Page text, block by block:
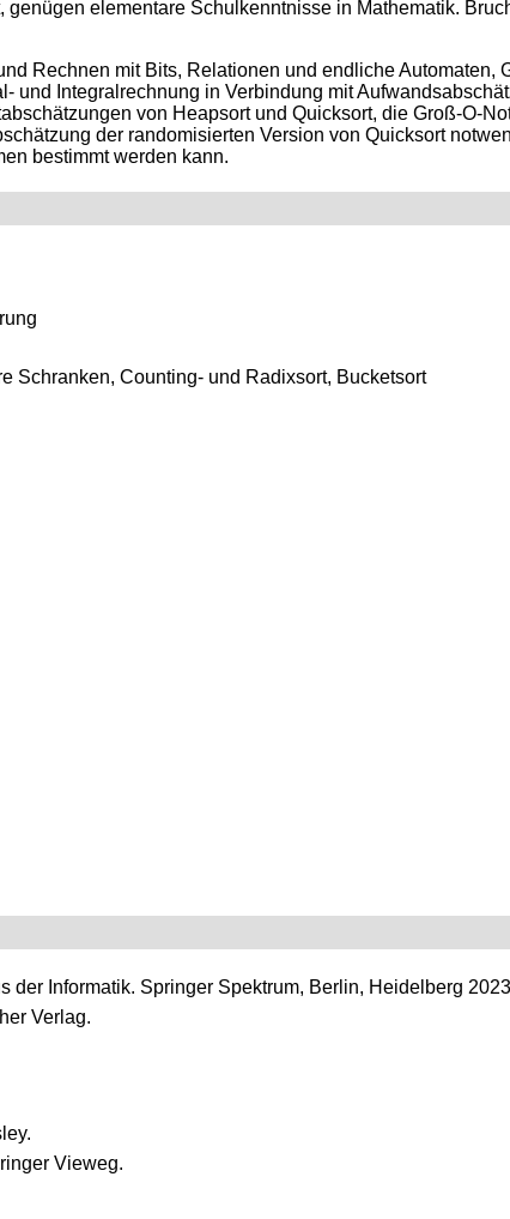
elementare Schulkenntnisse in Mathematik.
Rechnen mit Bits, Relationen und endliche Automaten,
Integralrechnung in Verbindung mit
von Heapsort und Quicksort, die Groß-O-
der randomisierten Version von Quicksort
bestimmt werden kann.
Schranken, Counting- und Radixsort, Bucketsort
Informatik. Springer Spektrum, Berlin, Heidelberg
Verlag.
Vieweg.